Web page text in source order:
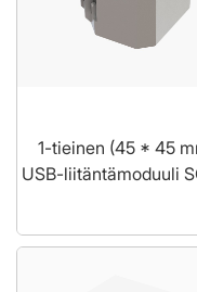
1-tieinen (45 * 45
USB-liitäntämoduuli